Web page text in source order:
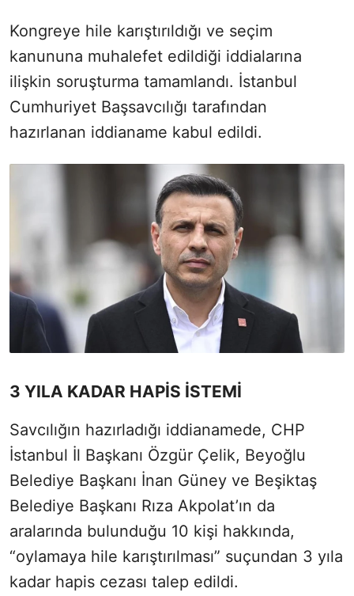
Kongreye hile karıştırıldığı ve seçim
kanununa muhalefet edildiği iddialarına
ilişkin soruşturma tamamlandı. İstanbul
Cumhuriyet Başsavcılığı tarafından
hazırlanan iddianame kabul edildi.
3 YILA KADAR HAPİS İSTEMİ
Savcılığın hazırladığı iddianamede, CHP
İstanbul İl Başkanı Özgür Çelik, Beyoğlu
Belediye Başkanı İnan Güney ve Beşiktaş
Belediye Başkanı Rıza Akpolat’ın da
aralarında bulunduğu 10 kişi hakkında,
“oylamaya hile karıştırılması” suçundan 3 yıla
kadar hapis cezası talep edildi.